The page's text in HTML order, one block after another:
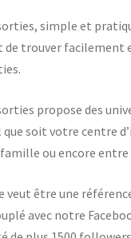
simple et
de trouver facilement
propose des
que soit votre centre
ou encore entre
veut être une
avec notre